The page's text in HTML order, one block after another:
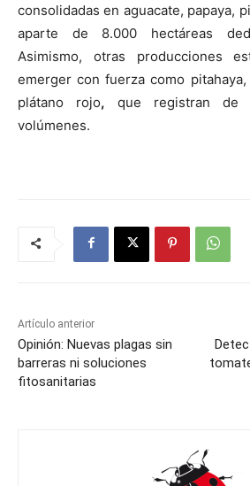
consolidadas en aguacate, papaya,
aparte de 8.000 hectáreas
Asimismo, otras producciones
emerger con fuerza como
plátano rojo, que registran de
volúmenes.
Artículo anterior
Opinión: Nuevas plagas sin
barreras ni soluciones
fitosanitarias